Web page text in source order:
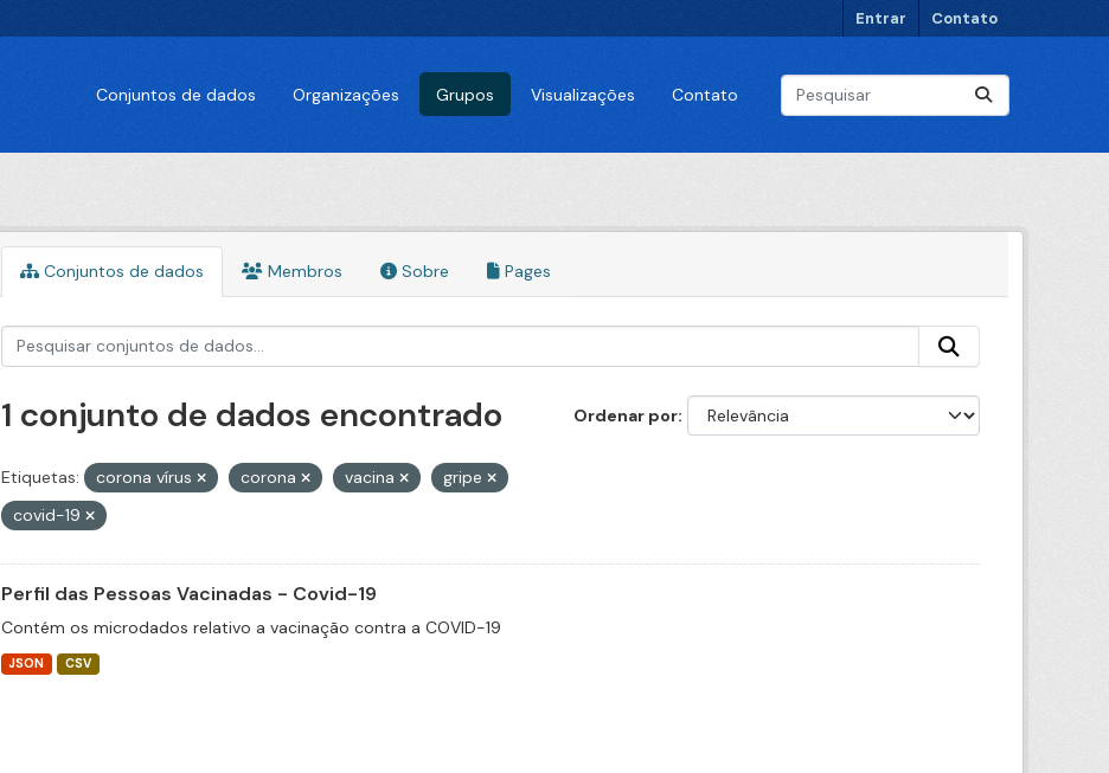
Entrar Contato
Conjuntos de dados Organizações Grupos Visualizações Contato
Conjuntos de dados Membros Sobre Pages
Ordenar por
1 conjunto de dados encontrado
Etiquetas: corona vírus corona vacina
gripe
covid-19
Perfil das Pessoas Vacinadas - Covid-19
Contém os microdados relativo a vacinação contra a COVID-19
JSON CSV